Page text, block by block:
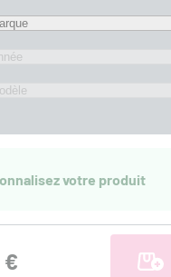
votre produit
€